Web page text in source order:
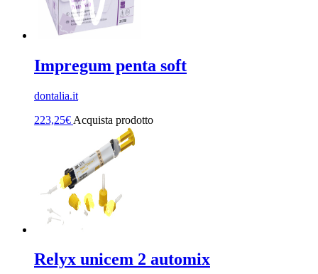
Impregum penta soft
dontalia.it
223,25€ Acquista prodotto
Relyx unicem 2 automix